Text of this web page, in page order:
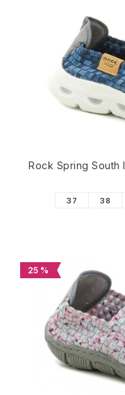
Rock Spring South
37 38
25 %